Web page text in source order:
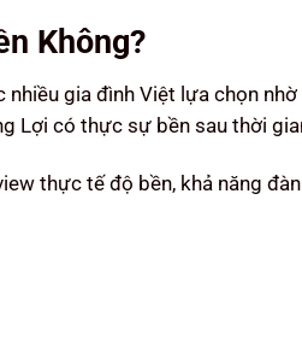
Không?
nhiều gia đình Việt lựa chọn
Lợi có thực sự bền sau thời
thực tế độ bền, khả năng